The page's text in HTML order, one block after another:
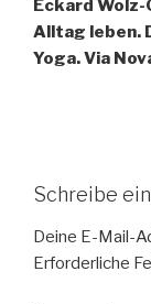
Eckard
Alltag leben.
Yoga. Via
Schreibe
Deine E-Mail-
Erforderliche